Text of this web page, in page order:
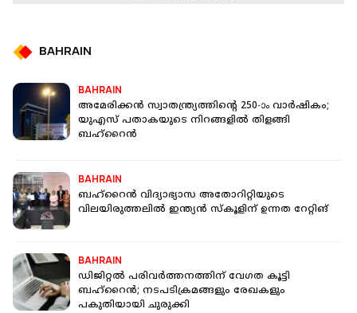
BAHRAIN
BAHRAIN
അമേരിക്കൻ സ്വാതന്ത്ര്യത്തിന്റെ 250-ാം വാർഷികം;
യുഎസ് പതാകയുടെ നിറങ്ങളിൽ തിളങ്ങി
ബഹ്‌റൈൻ
BAHRAIN
ബഹ്‌റൈൻ വിദ്യാഭ്യാസ അതോറിറ്റിയുടെ
വിലയിരുത്തലിൽ ഇന്ത്യൻ സ്കൂളിന് ഉന്നത റേറ്റിങ്
BAHRAIN
ഡിജിറ്റൽ പരിവർത്തനത്തിന് വേഗത കൂട്ടി
ബഹ്റൈൻ; നടപടിക്രമങ്ങളും രേഖകളും
പകുതിയായി ചുരുക്കി